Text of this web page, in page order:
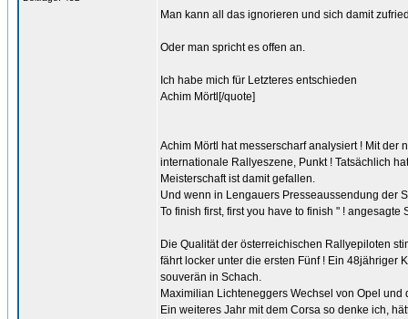
Man kann all das ignorieren und sich damit
Oder man spricht es offen an.
Ich habe mich für Letzteres entschieden
Achim Mörtl[/quote]
Achim Mörtl hat messerscharf analysiert ! Mit
internationale Rallyeszene, Punkt ! Tatsächlich
Meisterschaft ist damit gefallen.
Und wenn in Lengauers Presseaussendung der
To finish first, first you have to finish " ! angesagte
Die Qualität der österreichischen Rallyepiloten
fährt locker unter die ersten Fünf ! Ein 48jähriger
souverän in Schach.
Maximilian Lichteneggers Wechsel von Opel
Ein weiteres Jahr mit dem Corsa so denke ich,